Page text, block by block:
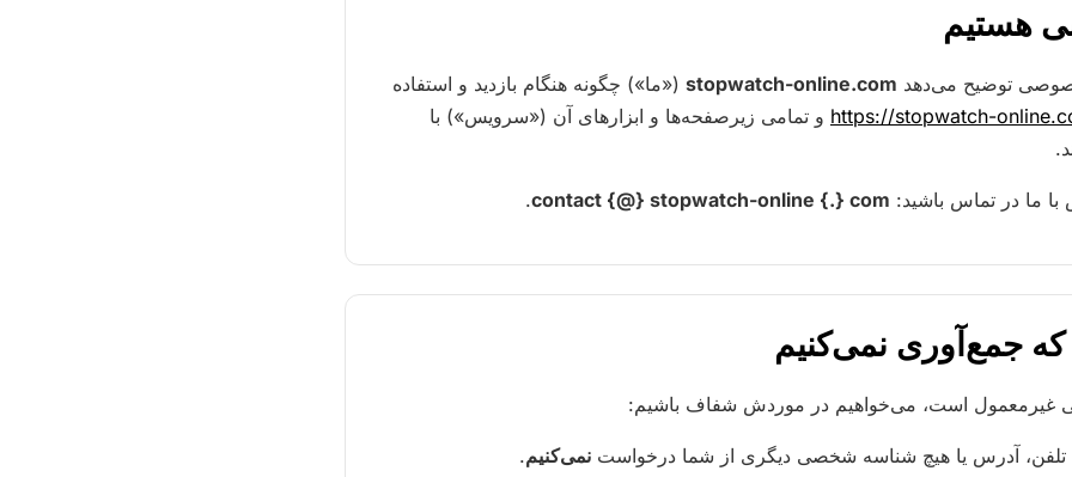
توضیح می‌دهد stopwatch-online.com («ما») چگونه هنگام بازدید و استفاده
https://stopwatch- و تمامی زیرصفحه‌ها و ابزارهای آن («سرویس») با
با ما در تماس باشید: contact {@} stopwatch-online {.} com
.
غیرمعمول است، می‌خواهیم در موردش شفاف باشیم:
تلفن، آدرس یا هیچ شناسه شخصی دیگری از شما درخواست نمی‌کنیم.